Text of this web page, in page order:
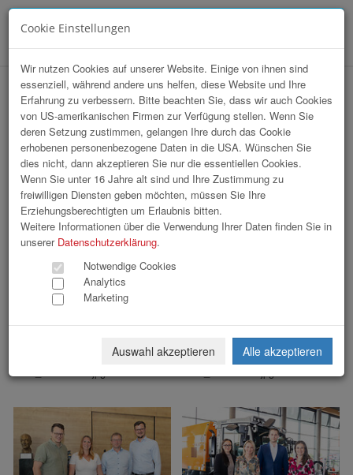
Array
hr-lounge Mitte zu Gast bei Reform
Werke
105 Bilder
« 1 2 3 4 »
Cookie Einstellungen
Wir nutzen Cookies auf unserer Website. Einige von ihnen sind
essenziell, während andere uns helfen, diese Website und Ihre
Erfahrung zu verbessern. Bitte beachten Sie, dass wir auch Cookies
von US-amerikanischen Firmen zur Verfügung stellen. Wenn Sie
deren Setzung zustimmen, gelangen Ihre durch das Cookie
erhobenen personenbezogene Daten in die USA. Wünschen Sie
dies nicht, dann akzeptieren Sie nur die essentiellen Cookies.
Wenn Sie unter 16 Jahre alt sind und Ihre Zustimmung zu
freiwilligen Diensten geben möchten, müssen Sie Ihre
Erziehungsberechtigten um Erlaubnis bitten.
Weitere Informationen über die Verwendung Ihrer Daten finden Sie in
unserer Datenschutzerklärung.
Notwendige Cookies
Analytics
Marketing
Auswahl akzeptieren Alle akzeptieren